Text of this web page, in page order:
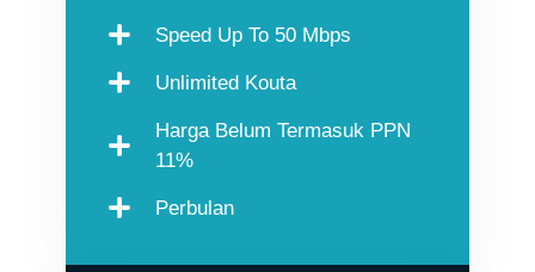
Speed Up To 50 Mbps
Unlimited Kouta
Harga Belum Termasuk PPN
11%
Perbulan